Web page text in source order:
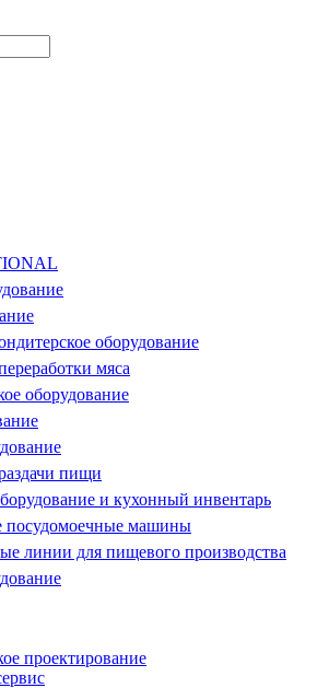
оборудование
мяса
оборудование
пищи
и кухонный инвентарь
посудомоечные машины
линии для пищевого производства
проектирование